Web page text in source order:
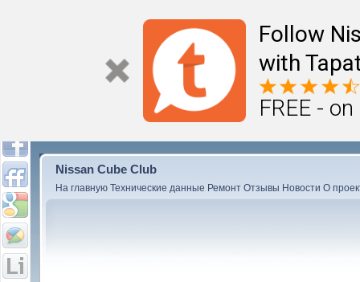
Follow
with
FREE -
Nissan Cube Club
На главную Технические данные Ремонт Отзывы Новости О